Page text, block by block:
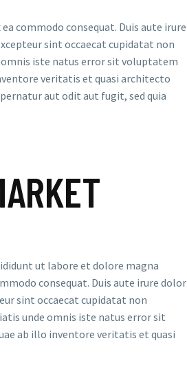
commodo consequat. Duis aute irure
sint occaecat cupidatat non
iste natus error sit voluptatem
veritatis et quasi architecto
aut odit aut fugit, sed quia
ut labore et dolore magna
consequat. Duis aute irure dolor
sint occaecat cupidatat non
unde omnis iste natus error sit
ab illo inventore veritatis et quasi